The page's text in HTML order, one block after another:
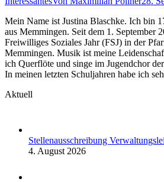
Mein Name ist Justina Blaschke. Ich bin
aus Memmingen. Seit dem 1. September
Freiwilliges Soziales Jahr (FSJ) in der
Memmingen. Musik ist meine
ich Querflöte und singe im Jugendchor
In meinen letzten Schuljahren habe ich
Aktuell
Stellenausschreibung
4. August 2026